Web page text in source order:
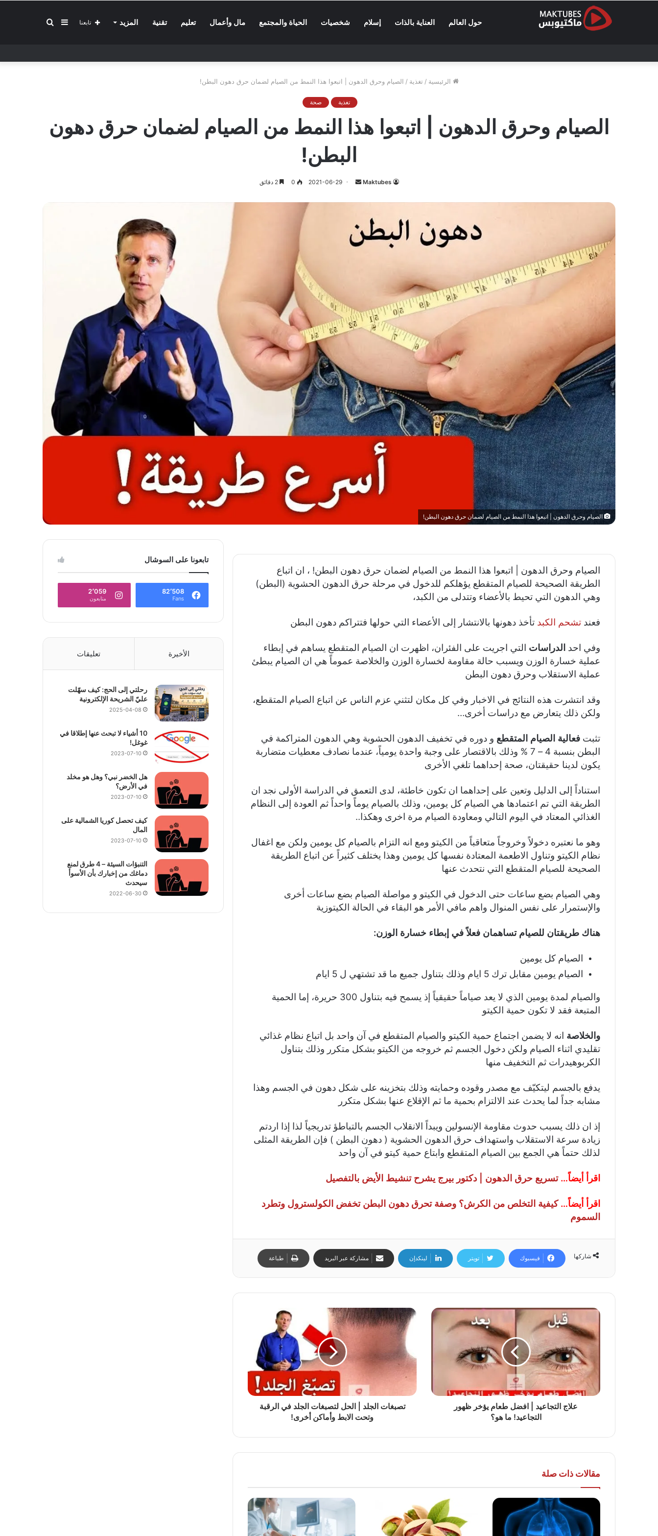
حول العالم العناية بالذات إسلام شخصيات الحياة والمجتمع مال وأعمال تعليم تقنية المزيد بحثإضافة تابعنا
الرئيسية / تغذية / الصيام وحرق الدهون | اتبعوا هذا النمط من الصيام لضمان حرق دهون البطن!
تغذية صحة
الصيام وحرق الدهون | اتبعوا هذا النمط من الصيام لضمان حرق دهون
البطن!
Maktubes
أرسل2021-06-29
0 2 دقائق
الصيام وحرق الدهون | اتبعوا هذا النمط من الصيام لضمان حرق دهون البطن!
الصيام وحرق الدهون | اتبعوا هذا النمط من الصيام لضمان حرق دهون البطن! ، ان اتباع
الطريقة الصحيحة للصيام المتقطع يؤهلكم للدخول في مرحلة حرق الدهون الحشوية (البطن)
وهي الدهون التي تحيط بالأعضاء وتتدلى من الكبد،
فعند تشحم الكبد تأخذ دهونها بالانتشار إلى الأعضاء التي حولها فتتراكم دهون البطن
وفي احد الدراسات التي اجريت على الفئران، اظهرت ان الصيام المتقطع يساهم في إبطاء
عملية خسارة الوزن ويسبب حالة مقاومة لخسارة الوزن والخلاصة عموماً هي ان الصيام يبطئ
عملية الاستقلاب وحرق دهون البطن
وقد انتشرت هذه النتائج في الاخبار وفي كل مكان لتثني عزم الناس عن اتباع الصيام المتقطع،
ولكن ذلك يتعارض مع دراسات أخرى…
تثبت فعالية الصيام المتقطع و دوره في تخفيف الدهون الحشوية وهي الدهون المتراكمة في
البطن بنسبة 4 – 7 %
وذلك بالاقتصار على وجبة واحدة يومياً، عندما نصادف معطيات متضاربة
يكون لدينا حقيقتان، صحة إحداهما تلغي الأخرى
استناداً إلى الدليل وتعين على إحداهما ان تكون خاطئة، لدى التعمق في الدراسة الأولى نجد ان
الطريقة التي تم اعتمادها هي الصيام كل يومين، وذلك بالصيام يوماً واحداً ثم العودة إلى النظام
الغذائي المعتاد في اليوم التالي ومعاودة الصيام مرة اخرى وهكذا..
وهو ما نعتبره دخولاً وخروجاً متعاقباً من الكيتو ومع انه التزام بالصيام كل يومين ولكن مع اغفال
نظام الكيتو وتناول الاطعمة المعتادة نفسها كل يومين وهذا يختلف كثيراً عن اتباع الطريقة
الصحيحة للصيام المتقطع التي نتحدث عنها
وهي الصيام بضع ساعات حتى الدخول في الكيتو و مواصلة الصيام بضع ساعات أخرى
والإستمرار على نفس المنوال واهم مافي الأمر هو البقاء في الحالة الكيتوزية
هناك طريقتان للصيام تساهمان فعلاً في إبطاء خسارة الوزن:
الصيام كل يومين
الصيام يومين مقابل ترك 5 ايام وذلك بتناول جميع ما قد تشتهي ل 5 ايام
والصيام لمدة يومين الذي لا يعد صياماً حقيقياً إذ يسمح فيه بتناول 300 حريرة، إما الحمية
المتبعة فقد لا تكون حمية الكيتو
والخلاصة انه لا يضمن اجتماع حمية الكيتو والصيام المتقطع في آن واحد بل اتباع نظام غذائي
تقليدي اثناء الصيام ولكن دخول الجسم ثم خروجه من الكيتو بشكل متكرر وذلك بتناول
الكربوهيدرات ثم التخفيف منها
يدفع بالجسم ليتكيّف مع مصدر وقوده وحمايته وذلك بتخزينه على شكل دهون في الجسم وهذا
مشابه جداً لما يحدث عند الالتزام بحمية ما ثم الإقلاع عنها بشكل متكرر
إذ ان ذلك يسبب حدوث مقاومة الإنسولين ويبداً الانقلاب الجسم بالتباطؤ تدريجياً لذا إذا اردتم
زيادة سرعة الاستقلاب واستهداف حرق الدهون الحشوية ( دهون البطن ) فإن الطريقة المثلى
لذلك حتماً هي الجمع بين الصيام المتقطع وابتاع حمية كيتو في آن واحد
اقرأ أيضاً… تسريع حرق الدهون | دكتور بيرج يشرح تنشيط الأيض بالتفصيل
اقرأ أيضاً…كيفية التخلص من الكرش؟ وصفة تحرق دهون البطن تخفض الكولسترول وتطرد
السموم
شاركها فيسبوك تويتر لينكدإن مشاركة عبر البريد طباعة
علاج التجاعيد | افضل طعام يؤخر ظهور
التجاعيد! ما هو؟
تصبغات الجلد | الحل لتصبغات الجلد في الرقبة
وتحت الابط وأماكن أخرى!
مقالات ذات صلة
تابعونا على السوشال
82٬508
Fans
2٬059
متابعون
الأخيرة تعليقات
رحلتي إلى الحج: كيف سهّلت
عليّ الشريحة الإلكترونية
2025-04-08
10 أشياء لا تبحث عنها إطلاقا في
غوغل!
2023-07-10
هل الخضر نبي؟ وهل هو مخلد
في الأرض؟
2023-07-10
كيف تحصل كوريا الشمالية على
المال
2023-07-10
التنبؤات السيئة – 4 طرق لمنع
دماغك من إخبارك بأن الأسوأ
سيحدث
2022-06-30